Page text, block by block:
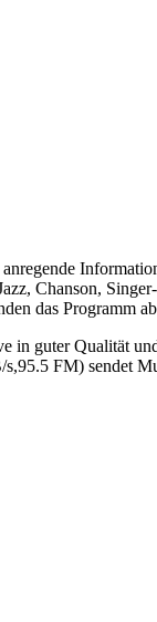
Chanson,
das Programm
in guter Qualität
FM) sendet